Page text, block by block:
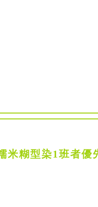
米糊型染1班者優